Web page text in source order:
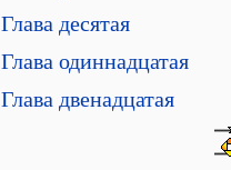
Глава десятая
Глава одиннадцатая
Глава двенадцатая